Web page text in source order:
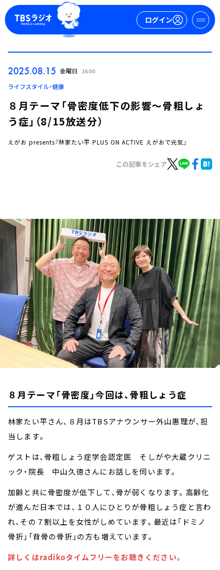
ログイン
ログイン
お知らせ
イベント・グッズ
YouTube
会社情報
2025.08.15 金曜日 16:50
ライフスタイル・健康
８月テーマ「骨密度低下の影響～骨粗しょ
う症」（8/15放送分）
えがお presents『林家たい平 PLUS ON ACTIVE えがおで元気』
この記事をシェア
８月テーマ「骨密度」今回は、骨粗しょう症
林家たい平さん、８月はTBSアナウンサー外山惠理が、担
当します。
ゲストは、骨粗しょう症学会認定医 そしがや大蔵クリニ
ック・院長 中山久徳さんにお話しを伺います。
加齢と共に骨密度が低下して、骨が弱くなります。高齢化
が進んだ日本では、１０人にひとりが骨粗しょう症と言わ
れ、その７割以上を女性がしめています。最近は「ドミノ
骨折」「背骨の骨折」の方も増えています。
詳しくはradikoタイムフリーをお聴きください。